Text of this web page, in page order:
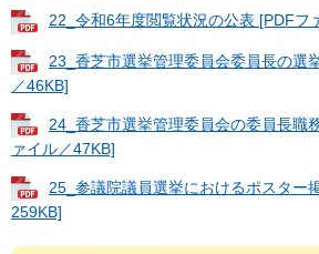
22_令和6年度閲覧状況の公表 [PDFフ
23_香芝市選挙管理委員会委員長の選
／46KB]
24_香芝市選挙管理委員会の委員長職
ァイル／47KB]
25_参議院議員選挙におけるポスター
259KB]